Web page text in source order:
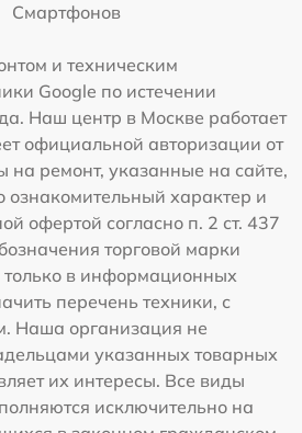
Смартфонов
и техническим
Google по истечении
Наш центр в Москве работает
официальной авторизации от
на ремонт, указанные на сайте,
ознакомительный характер и
офертой согласно п. 2 ст. 437
торговой марки
в информационных
перечень техники, с
Наша организация не
указанных товарных
их интересы. Все виды
исключительно на